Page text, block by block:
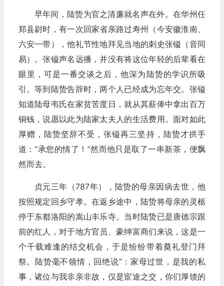
早年间，陆贽为官之清廉就名声在外。在华州任
郑县尉时，有一次回家省亲路过寿州（今安徽淮南、
六安一带），他礼节性地拜见当地的刺史张镒（音同
易）。张镒声名远播，并没有将这位年轻的后辈看在
眼里，可是一番交谈之后，他深为陆贽的学识所吸
引。等到陆贽告辞时，两个人已经成为忘年交。张镒
知道陆母韦氏在家贫苦度日，就从其薪俸中拿出百万
铜钱，说愿以此为陆家太夫人的生活费用。面对如此
厚赠，陆贽坚辞不受，张镒再三坚持，陆贽才拱手
道：“承您的情了！”然而他只是取了一串新茶，便飘
然而去。
贞元三年（787年），陆贽的母亲因病去世，他
按照规定回乡守孝。在返乡途中，陆贽将母亲的灵柩
停于东都洛阳的嵩山丰乐寺。当时陆贽已是唐德宗跟
前的红人，对于地方官员、豪绅富商们来说，这是一
个千载难逢的结交机会，于是纷纷带着奠礼登门拜
祭。陆贽毫不领情，回绝说“：家母过世，是我的私
事，诸位与我非亲非故，仅是宦途之交，你们厚馈的